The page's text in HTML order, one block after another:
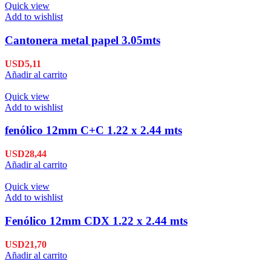
Quick view
Add to wishlist
Cantonera metal papel 3.05mts
USD5,11
Añadir al carrito
Quick view
Add to wishlist
fenólico 12mm C+C 1.22 x 2.44 mts
USD28,44
Añadir al carrito
Quick view
Add to wishlist
Fenólico 12mm CDX 1.22 x 2.44 mts
USD21,70
Añadir al carrito